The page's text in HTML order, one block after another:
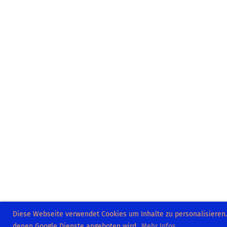
Diese Webseite verwendet Cookies um Inhalte zu